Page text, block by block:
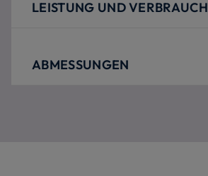
LEISTUNG UND VERBRAUCH
ABMESSUNGEN